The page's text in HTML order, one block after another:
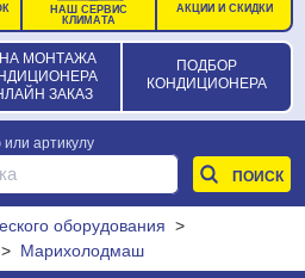
МОНТАЖА
ЗАКАЗ
ПОДБОР
КОНДИЦИОНЕРА
НАШ СЕРВИС
КЛИМАТА
АКЦИИ И СКИДКИ
артикулу
оборудования >
> Марихолодмаш